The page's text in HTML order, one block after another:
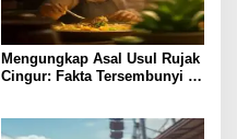
Mengungkap Asal Usul Rujak
Cingur: Fakta Tersembunyi di